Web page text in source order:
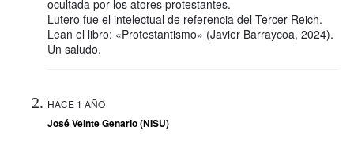
ocultada por los atores protestantes.
Lutero fue el intelectual de referencia del Tercer Reich.
Lean el libro: «Protestantismo» (Javier Barraycoa, 2024).
Un saludo.
HACE 1 AÑO
José Veinte Genario (NISU)